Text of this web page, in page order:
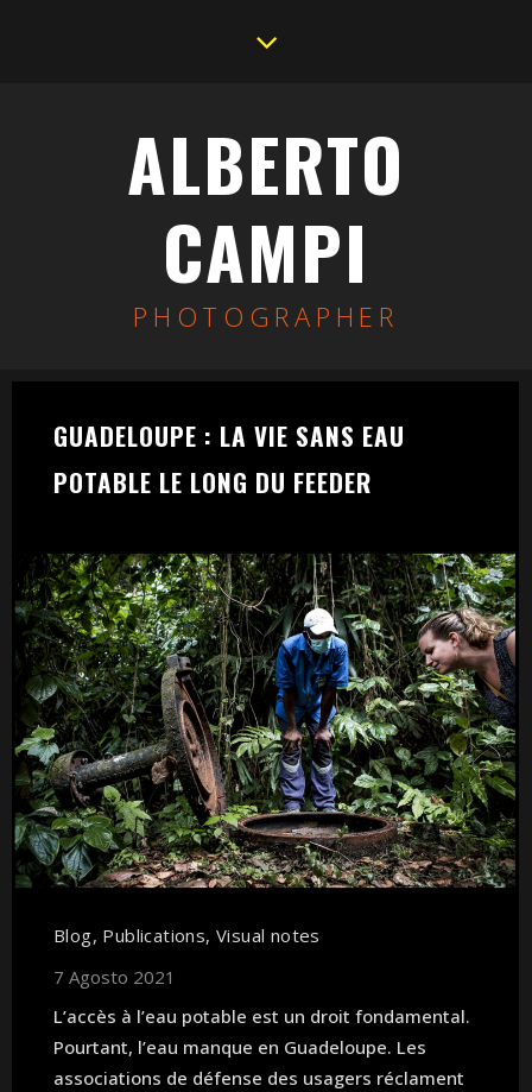
ALBERTO
CAMPI
PHOTOGRAPHER
GUADELOUPE : LA VIE SANS EAU
POTABLE LE LONG DU FEEDER
Blog, Publications,Visual notes
7 Agosto 2021
L’accès à l’eau potable est un droit fondamental.
Pourtant, l’eau manque en Guadeloupe. Les
associations de défense des usagers réclament